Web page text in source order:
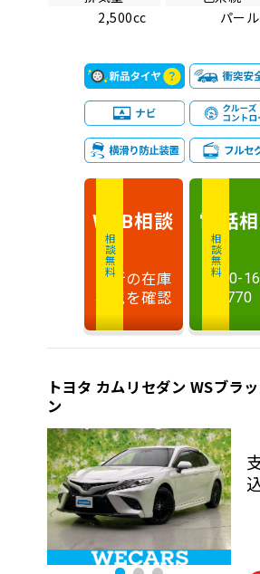
2,500cc
パール
相談無料
WEB相談
最新の在庫
状況を確認
相談無料
電話
0120-
770
トヨタ カムリセダン WSブラ
ン